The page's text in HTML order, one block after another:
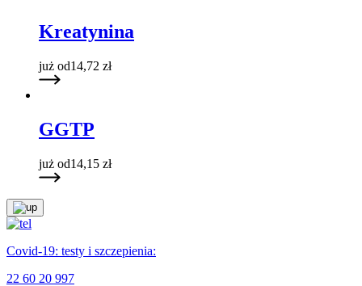
Kreatynina
już od14,72 zł
GGTP
już od14,15 zł
Covid-19: testy i szczepienia:
22 60 20 997